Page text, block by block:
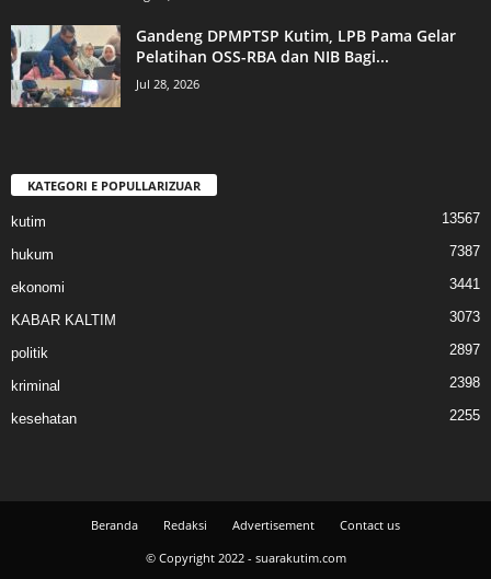
Gandeng DPMPTSP Kutim, LPB Pama Gelar
Pelatihan OSS-RBA dan NIB Bagi...
Jul 28, 2026
KATEGORI E POPULLARIZUAR
kutim 13567
hukum 7387
ekonomi 3441
KABAR KALTIM 3073
politik 2897
kriminal 2398
kesehatan 2255
Beranda Redaksi Advertisement
Contact us
© Copyright 2022 - suarakutim.com